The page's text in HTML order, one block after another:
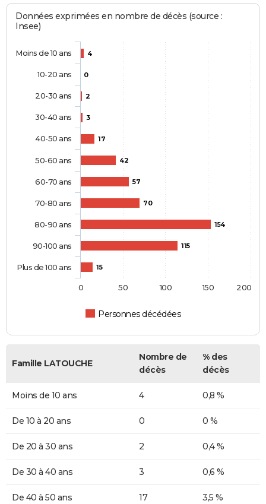
Données exprimées en nombre de décès (source :
Insee)
4
0
2
3
17
42
57
70
154
115
15
Personnes décédées
Moins de 10 ans
10-20 ans
20-30 ans
30-40 ans
40-50 ans
50-60 ans
60-70 ans
70-80 ans
80-90 ans
90-100 ans
Plus de 100 ans
0 50 100 150 200
Famille LATOUCHE
Nombre de
décès
% des
décès
Moins de 10 ans 4 0,8 %
De 10 à 20 ans 0 0 %
De 20 à 30 ans 2 0,4 %
De 30 à 40 ans 3 0,6 %
De 40 à 50 ans 17 3,5 %